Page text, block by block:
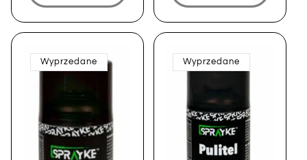
Wyprzedane Wyprzedane